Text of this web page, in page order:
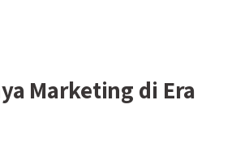
Marketing di Era